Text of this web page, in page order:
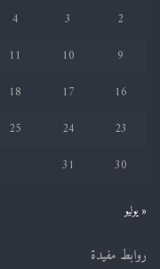
2
3
4
9
10
11
16
17
18
23
24
25
30
31
« يوليو
روابط مفيدة